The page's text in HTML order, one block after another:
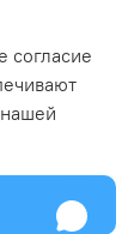
согласие